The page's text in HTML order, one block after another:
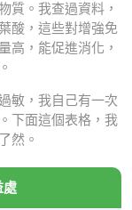
質。我查過資料，
酸，這些對增強免
高，能促進消化，
敏，我自己有一次
下面這個表格，我
然。
處